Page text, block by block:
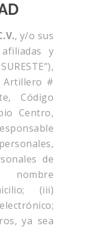
, y/o sus
afiliadas y
Artillero #
Código
Centro,
de
nombre
(iii)
ya sea